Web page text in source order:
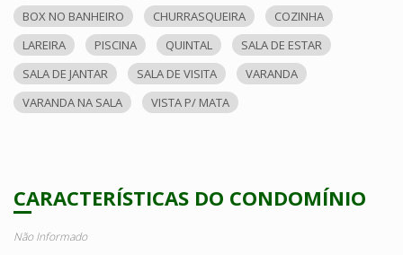
BOX NO BANHEIRO
CHURRASQUEIRA
COZINHA
LAREIRA
PISCINA QUINTAL
SALA DE ESTAR
SALA DE JANTAR
SALA DE VISITA
VARANDA
VARANDA NA SALA
VISTA P/ MATA
CARACTERÍSTICAS DO CONDOMÍNIO
Não Informado